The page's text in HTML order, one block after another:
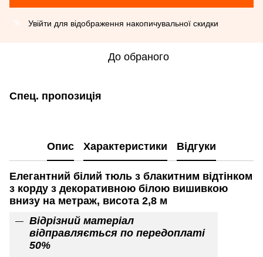
Увійти для відображення накопичувальної скидки
До обраного
Спец. пропозиція
Опис Характеристики Відгуки
Елегантний білий тюль з блакитним відтінком
з корду з декоративною білою вишивкою
внизу на метраж, висота 2,8 м
Відрізний матеріал
відправляється по передоплаті
50%